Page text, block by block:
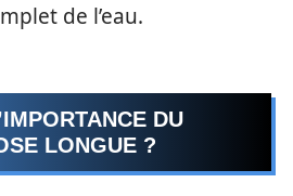
de l’eau.
DU
LONGUE ?